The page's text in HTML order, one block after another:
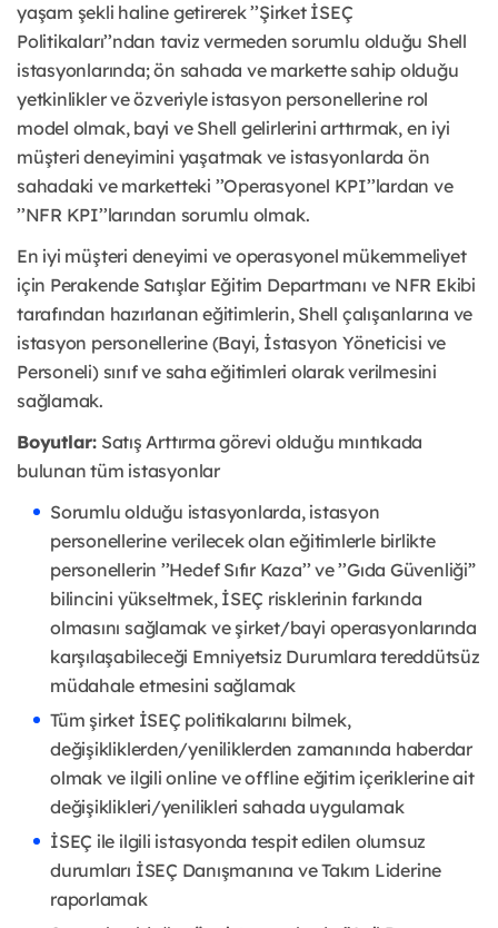
yaşam şekli haline getirerek ’’Şirket İSEÇ
Politikaları’’ndan taviz vermeden sorumlu olduğu Shell
istasyonlarında; ön sahada ve markette sahip olduğu
yetkinlikler ve özveriyle istasyon personellerine rol
model olmak, bayi ve Shell gelirlerini arttırmak, en iyi
müşteri deneyimini yaşatmak ve istasyonlarda ön
sahadaki ve marketteki ’’Operasyonel KPI’’lardan ve
’’NFR KPI’’larından sorumlu olmak.
En iyi müşteri deneyimi ve operasyonel mükemmeliyet
için Perakende Satışlar Eğitim Departmanı ve NFR Ekibi
tarafından hazırlanan eğitimlerin, Shell çalışanlarına ve
istasyon personellerine (Bayi, İstasyon Yöneticisi ve
Personeli) sınıf ve saha eğitimleri olarak verilmesini
sağlamak.
Boyutlar:Satış Arttırma görevi olduğu mıntıkada
bulunan tüm istasyonlar
Sorumlu olduğu istasyonlarda, istasyon
personellerine verilecek olan eğitimlerle birlikte
personellerin ’’Hedef Sıfır Kaza’’ ve ’’Gıda Güvenliği”
bilincini yükseltmek, İSEÇ risklerinin farkında
olmasını sağlamak ve şirket/bayi operasyonlarında
karşılaşabileceği Emniyetsiz Durumlara tereddütsüz
müdahale etmesini sağlamak
Tüm şirket İSEÇ politikalarını bilmek,
değişikliklerden/yeniliklerden zamanında haberdar
olmak ve ilgili online ve offline eğitim içeriklerine ait
değişiklikleri/yenilikleri sahada uygulamak
İSEÇ ile ilgili istasyonda tespit edilen olumsuz
durumları İSEÇ Danışmanına ve Takım Liderine
raporlamak